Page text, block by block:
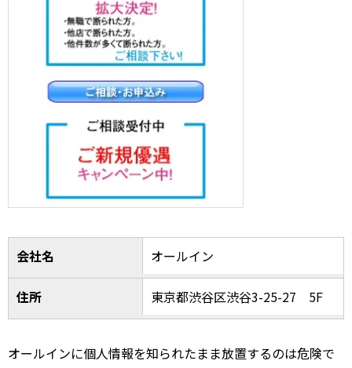
会社名 オールイン
住所 東京都渋谷区渋谷3-25-27 5F
オールインに個人情報を知られたまま放置するのは危険で